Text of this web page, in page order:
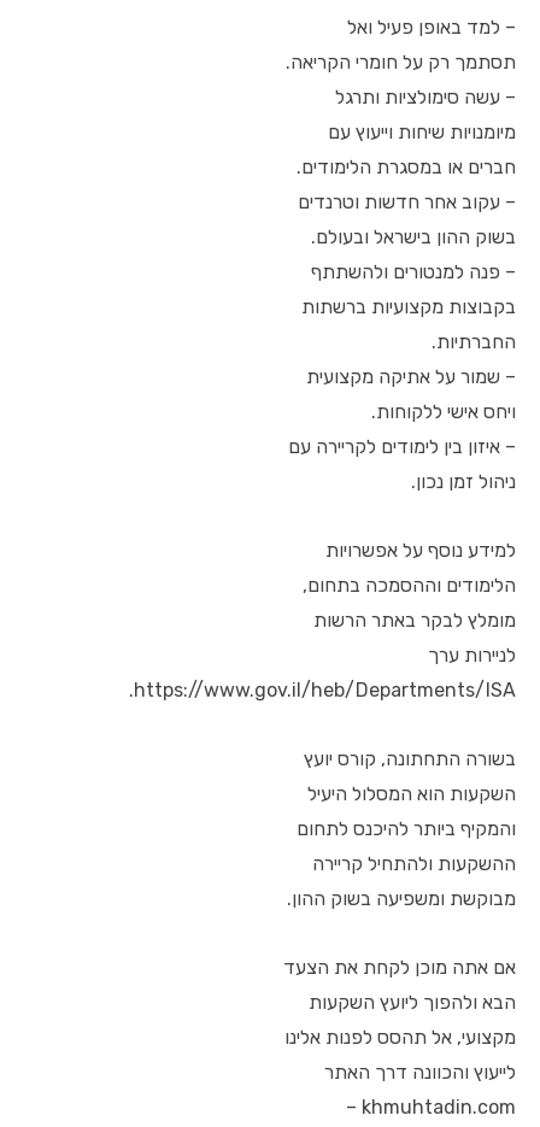
– למד באופן פעיל ואל
תסתמך רק על חומרי הקריאה.
– עשה סימולציות ותרגל
מיומנויות שיחות וייעוץ עם
חברים או במסגרת הלימודים.
– עקוב אחר חדשות וטרנדים
בשוק ההון בישראל ובעולם.
– פנה למנטורים ולהשתתף
בקבוצות מקצועיות ברשתות
החברתיות.
– שמור על אתיקה מקצועית
ויחס אישי ללקוחות.
– איזון בין לימודים לקריירה עם
ניהול זמן נכון.
למידע נוסף על אפשרויות
הלימודים וההסמכה בתחום,
מומלץ לבקר באתר הרשות
לניירות ערך
https://www.gov.il/heb/Departments/ISA.
בשורה התחתונה, קורס יועץ
השקעות הוא המסלול היעיל
והמקיף ביותר להיכנס לתחום
ההשקעות ולהתחיל קריירה
מבוקשת ומשפיעה בשוק ההון.
אם אתה מוכן לקחת את הצעד
הבא ולהפוך ליועץ השקעות
מקצועי, אל תהסס לפנות אלינו
לייעוץ והכוונה דרך האתר
khmuhtadin.com –